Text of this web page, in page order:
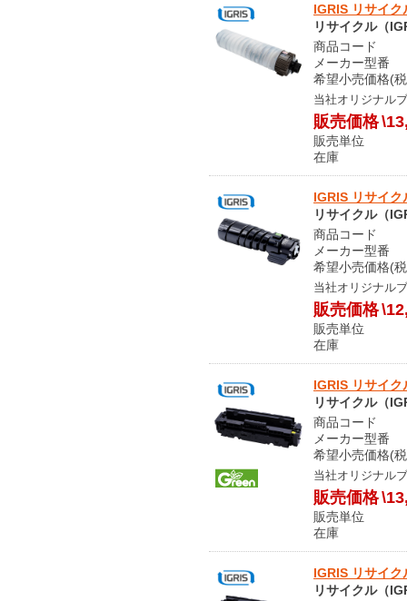
IGRIS リサイ
リサイクル（
商品コード
メーカー型
希望小売価格(
当社オリジナル
販売価格
販売単
在庫
IGRIS リサイ
リサイクル（
商品コード
メーカー型番
希望小売価格(
当社オリジナル
販売価格
販売単
在庫
IGRIS リサイ
リサイクル（
商品コード
メーカー型番
希望小売価格(
当社オリジナル
販売価格
販売単
在庫
IGRIS リサイ
リサイクル（